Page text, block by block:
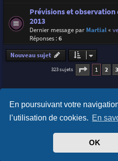
En poursuivant votre
l’utilisation de cookies. En
OK
Prévisions et observation
2013
Dernier message par Martial«
Réponses :6
Nouveau sujet
323 sujets Page 1sur
1 2 3
Accueil Index du forum
Purplexion style by
phpBB® Forum
Traduit par